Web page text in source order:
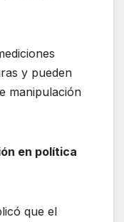
y pueden
manipulación
en política
que el